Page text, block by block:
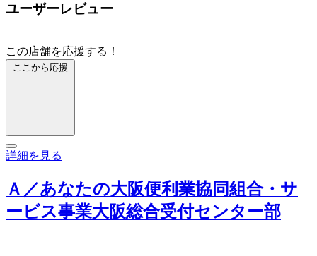
ユーザーレビュー
この店舗を応援する！
ここから応援
詳細を見る
Ａ／あなたの大阪便利業協同組合・サ
ービス事業大阪総合受付センター部